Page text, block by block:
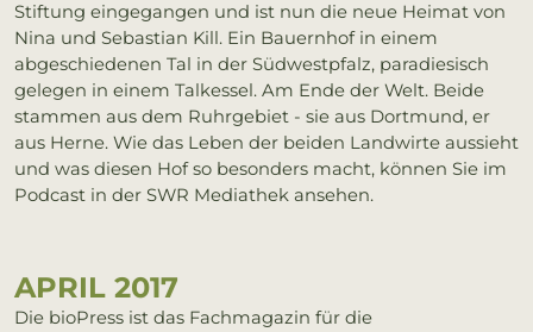
Stiftung eingegangen und ist nun die neue Heimat von
Nina und Sebastian Kill. Ein Bauernhof in einem
abgeschiedenen Tal in der Südwestpfalz, paradiesisch
gelegen in einem Talkessel. Am Ende der Welt. Beide
stammen aus dem Ruhrgebiet - sie aus Dortmund, er
aus Herne. Wie das Leben der beiden Landwirte aussieht
und was diesen Hof so besonders macht, können Sie im
Podcast in der SWR Mediathek ansehen.
APRIL 2017
Die bioPress ist das Fachmagazin für die